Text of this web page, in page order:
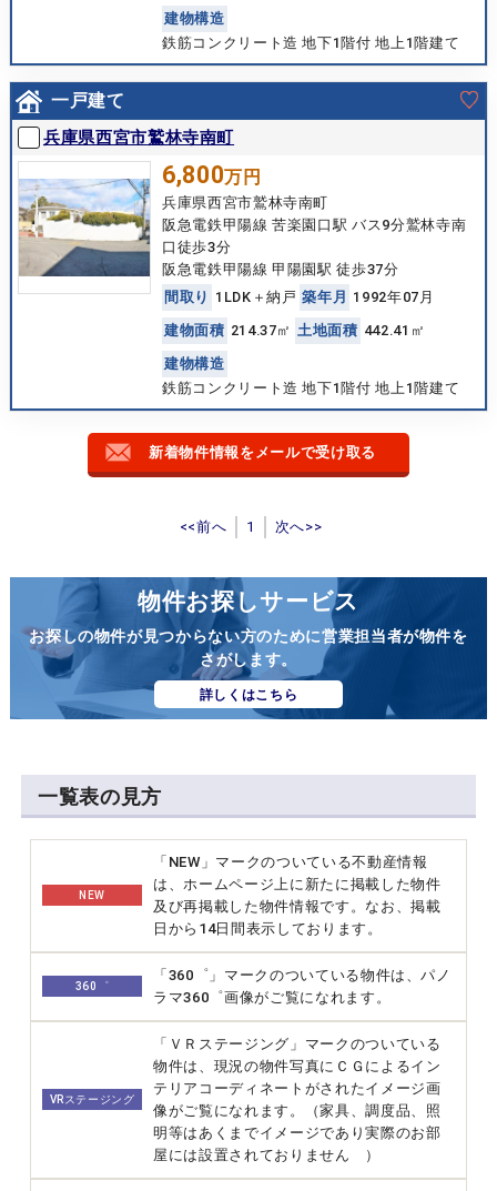
建物構造
鉄筋コンクリート造 地下1階付 地上1階建て
一戸建て
兵庫県西宮市鷲林寺南町
6,800万円
兵庫県西宮市鷲林寺南町
阪急電鉄甲陽線 苦楽園口駅 バス9分鷲林寺南
口徒歩3分
阪急電鉄甲陽線 甲陽園駅 徒歩37分
間 取 り 1LDK＋納戸 築年 月 1992年07月
建物面積 214.37㎡ 土地面積 442.41㎡
建物構造
鉄筋コンクリート造 地下1階付 地上1階建て
新着物件情報をメールで受け取る
<<前へ 1 次へ>>
物件お探しサービス
お探しの物件が見つからない方のために営業担当者が物件を
さがします。
詳しくはこちら
一覧表の見方
NEW
「NEW」マークのついている不動産情報
は、ホームページ上に新たに掲載した物件
及び再掲載した物件情報です。なお、掲載
日から14日間表示しております。
360゜
「360゜」マークのついている物件は、パノ
ラマ360゜画像がご覧になれます。
VRステージング
「ＶＲステージング」マークのついている
物件は、現況の物件写真にＣＧによるイン
テリアコーディネートがされたイメージ画
像がご覧になれます。（家具、調度品、照
明等はあくまでイメージであり実際のお部
屋には設置されておりません ）